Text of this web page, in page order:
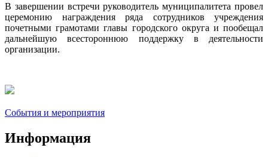
В завершении встречи руководитель муниципалитета провел
церемонию награждения ряда сотрудников учреждения
почетными грамотами главы городского округа и пообещал
дальнейшую всестороннюю поддержку в деятельности
организации.
События и мероприятия
Информация